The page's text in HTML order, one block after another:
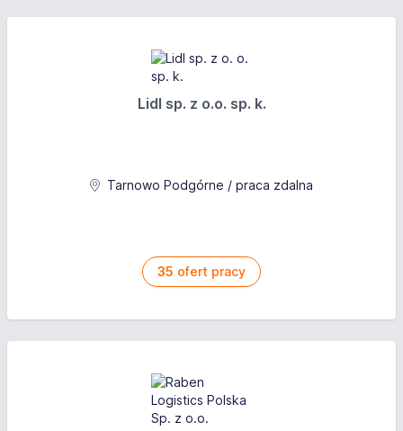
Lidl sp. z o.o. sp. k.
Tarnowo Podgórne / praca zdalna
35 ofert pracy